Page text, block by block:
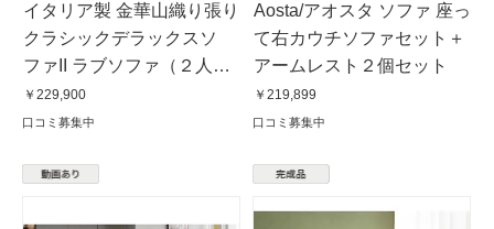
イタリア製 金華山織り張り
クラシックデラックスソ
ファII ラブソファ（２人掛
け）
￥229,900
口コミ募集中
Aosta/アオスタ ソファ 座っ
て右カウチソファセット＋
アームレスト２個セット
￥219,899
口コミ募集中